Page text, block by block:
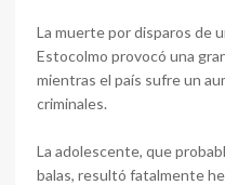
La muerte por disparos de
Estocolmo provocó una
mientras el país sufre un
criminales.
La adolescente, que
balas, resultó fatalmente